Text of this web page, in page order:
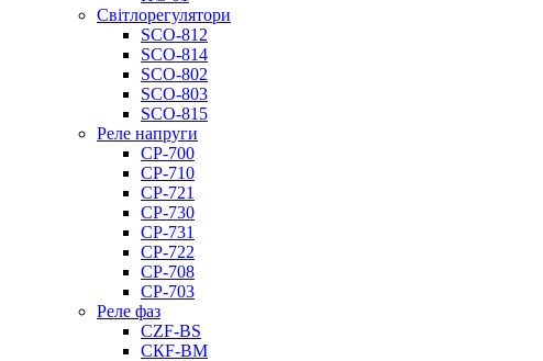
Світлорегулятори
SCO-812
SCO-814
SCO-802
SCO-803
SCO-815
Реле напруги
CP-700
CP-710
CP-721
CP-730
CP-731
CP-722
CP-708
CP-703
Реле фаз
CZF-BS
CКF-BM